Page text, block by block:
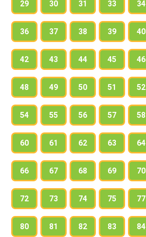
29 30 31 33 34
36 37 38 39 40
42 43 44 45 46
48 49 50 51 52
54 55 56 57 58
60 61 62 63 64
66 67 68 69 70
72 73 74 75 77
80 81 82 83 84